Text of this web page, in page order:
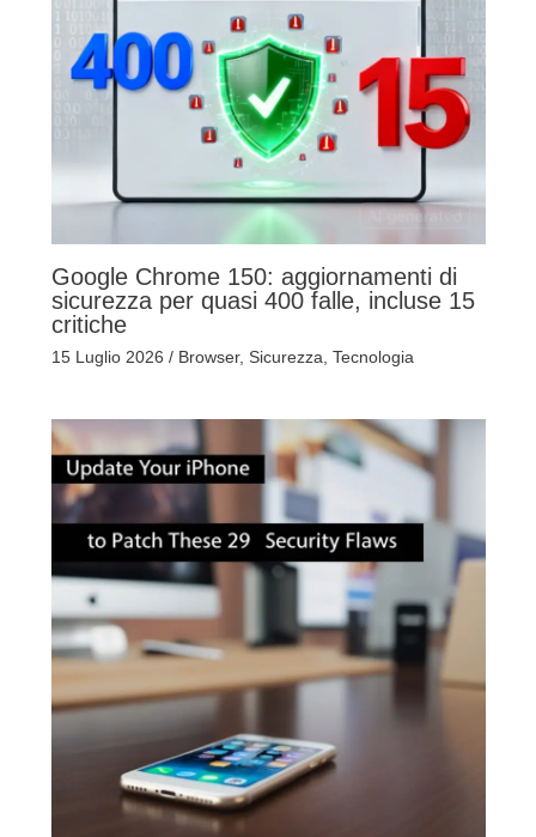
Google Chrome 150: aggiornamenti di
sicurezza per quasi 400 falle, incluse 15
critiche
15 Luglio 2026 / Browser, Sicurezza Tecnologia